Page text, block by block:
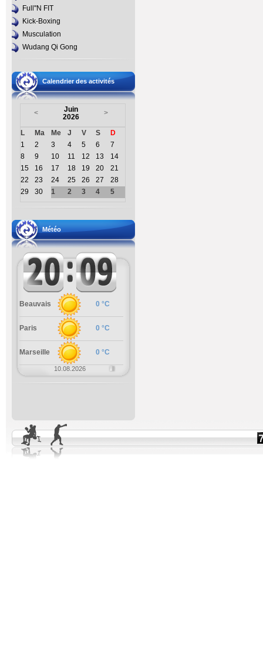
Full''N FIT
Kick-Boxing
Musculation
Wudang Qi Gong
Calendrier des activités
<
Juin
2026
>
L Ma Me J V S
D
1
2 3 4 5 6
7
8
9 10 11 12 13
14
15
16 17 18 19 20
21
22
23 24 25 26 27
28
29
30 1 2 3 4 5
Météo
Beauvais 0 °C
Paris 0 °C
Marseille 0 °C
10.08.2026